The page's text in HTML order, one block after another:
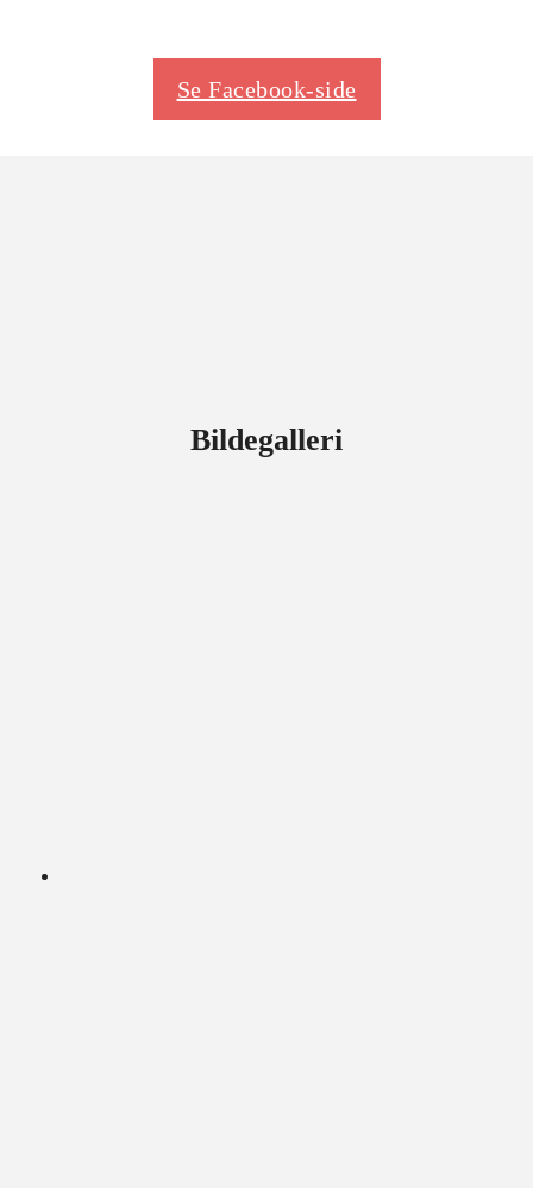
Se Facebook-side
Bildegalleri